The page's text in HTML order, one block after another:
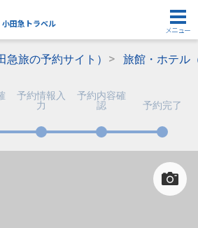
小田急トラベル
メニュー
旅の予約サイト） 旅館・ホテル
予約情報入
力
予約内容確
認
予約完了